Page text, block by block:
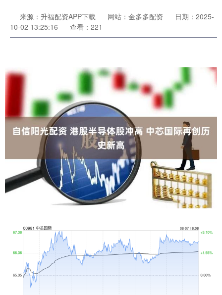
来源：升福配资APP下载 网站：金多多配资
日期：2025-
10-02 13:25:16
查看：221